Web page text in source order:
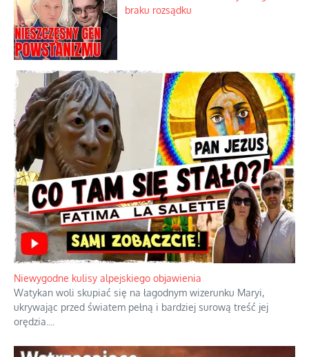
braku rozsądku
Niewygodne kulisy alpejskiego objawienia
Watykan woli skupiać się na łagodnym wizerunku Maryi,
ukrywając przed światem pełną i bardziej surową treść jej
orędzia.